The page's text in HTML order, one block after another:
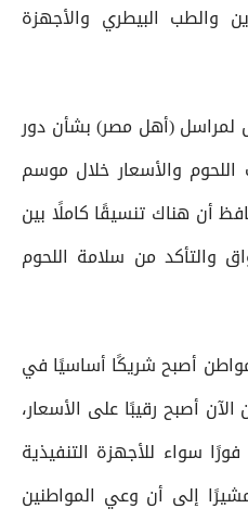
والطب البيطري والأجهزة
لمراسل (أهل مصر) بشأن دور
والأسعار خلال موسم
أن هناك تنسيقًا كاملًا بين
والتأكد من سلامة اللحوم
أصبح شريكًا أساسيًا في
الآن أصبح رقيبًا على الأسعار،
سواء للأجهزة التنفيذية
إلى أن وعي المواطنين